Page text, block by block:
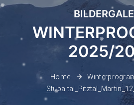
2025/
Home